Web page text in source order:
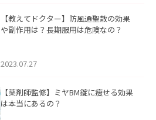
【教えてドクター】防風通聖散の効果
や副作用は？長期服用は危険なの？
2023.07.27
【薬剤師監修】ミヤBM錠に痩せる効果
は本当にあるの？